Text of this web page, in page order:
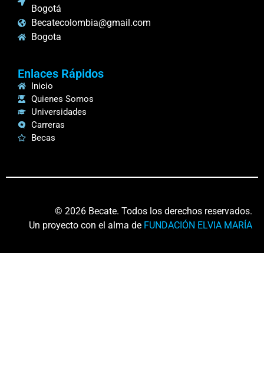
Bogotá
Becatecolombia@gmail.com
Bogota
Enlaces Rápidos
Inicio
Quienes Somos
Universidades
Carreras
Becas
© 2026 Becate. Todos los derechos reservados.
Un proyecto con el alma de FUNDACIÓN ELVIA MARÍA